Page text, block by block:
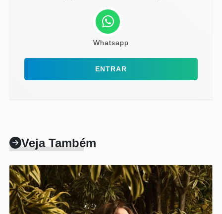
Whatsapp
ENTRAR
Veja Também